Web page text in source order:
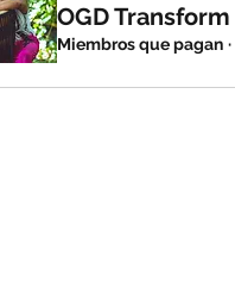
OGD Transform
Miembros que pagan ·